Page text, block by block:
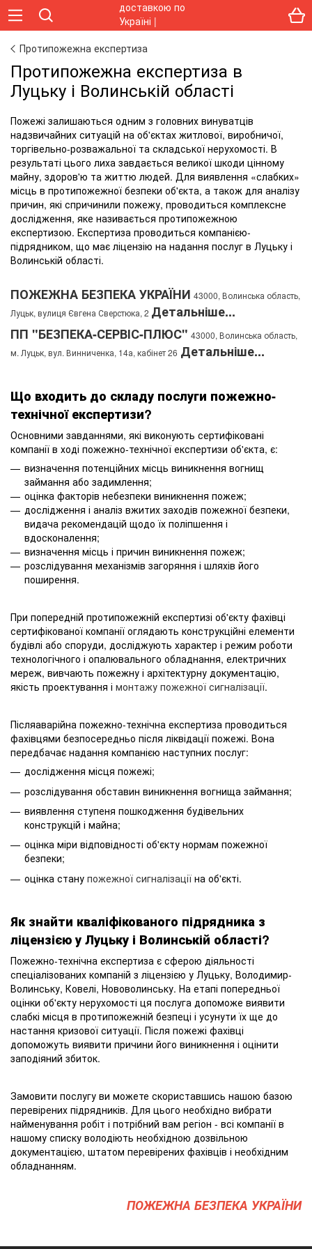
Протипожежна експертиза
Протипожежна експертиза в
Луцьку і Волинській області
Пожежі залишаються одним з головних винуватців
надзвичайних ситуацій на об'єктах житлової, виробничої,
торгівельно-розважальної та складської нерухомості. В
результаті цього лиха завдається великої шкоди цінному
майну, здоров'ю та життю людей. Для виявлення «слабких»
місць в протипожежної безпеки об'єкта, а також для аналізу
причин, які спричинили пожежу, проводиться комплексне
дослідження, яке називається протипожежною
експертизою. Експертиза проводиться компанією-
підрядником, що має ліцензію на надання послуг в Луцьку і
Волинській області.
ПОЖЕЖНА БЕЗПЕКА УКРАЇНИ 43000, Волинська область,
Луцьк, вулиця Євгена Сверстюка, 2 Детальніше...
ПП "БЕЗПЕКА-СЕРВІС-ПЛЮС" 43000, Волинська область,
м. Луцьк, вул. Винниченка, 14а, кабінет 26 Детальніше...
Що входить до складу послуги пожежно-
технічної експертизи?
Основними завданнями, які виконують сертифіковані
компанії в ході пожежно-технічної експертизи об'єкта, є:
визначення потенційних місць виникнення вогнищ
займання або задимлення;
оцінка факторів небезпеки виникнення пожеж;
дослідження і аналіз вжитих заходів пожежної безпеки,
видача рекомендацій щодо їх поліпшення і
вдосконалення;
визначення місць і причин виникнення пожеж;
розслідування механізмів загоряння і шляхів його
поширення.
При попередній протипожежній експертизі об'єкту фахівці
сертифікованої компанії оглядають конструкційні елементи
будівлі або споруди, досліджують характер і режим роботи
технологічного і опалювального обладнання, електричних
мереж, вивчають пожежну і архітектурну документацію,
якість проектування і монтажу пожежної сигналізації.
Післяаварійна пожежно-технічна експертиза проводиться
фахівцями безпосередньо після ліквідації пожежі. Вона
передбачає надання компанією наступних послуг:
дослідження місця пожежі;
розслідування обставин виникнення вогнища займання;
виявлення ступеня пошкодження будівельних
конструкцій і майна;
оцінка міри відповідності об'єкту нормам пожежної
безпеки;
оцінка стану пожежної сигналізації на об'єкті.
Як знайти кваліфікованого підрядника з
ліцензією у Луцьку і Волинській області?
Пожежно-технічна експертиза є сферою діяльності
спеціалізованих компаній з ліцензією у Луцьку, Володимир-
Волинську, Ковелі, Нововолинську. На етапі попередньої
оцінки об'єкту нерухомості ця послуга допоможе виявити
слабкі місця в протипожежній безпеці і усунути їх ще до
настання кризової ситуації. Після пожежі фахівці
допоможуть виявити причини його виникнення і оцінити
заподіяний збиток.
Замовити послугу ви можете скориставшись нашою базою
перевірених підрядників. Для цього необхідно вибрати
найменування робіт і потрібний вам регіон - всі компанії в
нашому списку володіють необхідною дозвільною
документацією, штатом перевірених фахівців і необхідним
обладнанням.
ПОЖЕЖНА БЕЗПЕКА УКРАЇНИ